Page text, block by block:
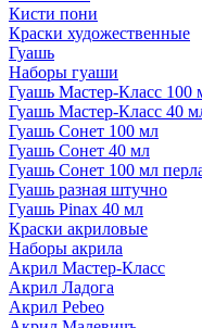
Кисти пони
Краски художественные
Гуашь
Наборы гуаши
Гуашь Мастер-Класс 100
Гуашь Мастер-Класс 40
Гуашь Сонет 100 мл
Гуашь Сонет 40 мл
Гуашь Сонет 100 мл
Гуашь разная штучно
Гуашь Pinax 40 мл
Краски акриловые
Наборы акрила
Акрил Мастер-Класс
Акрил Ладога
Акрил Pebeo